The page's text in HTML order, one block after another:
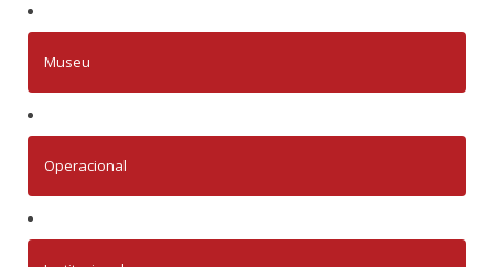
Museu
Operacional